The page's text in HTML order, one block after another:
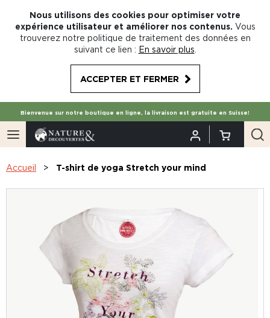
Nous utilisons des cookies pour optimiser votre
expérience utilisateur et améliorer nos contenus. Vous
trouverez notre politique de traitement des données en
suivant ce lien : En savoir plus
ACCEPTER ET FERMER
Bienvenue sur notre boutique en ligne, la livraison est gratuite en Suisse!
Accueil T-shirt de yoga Stretch your mind